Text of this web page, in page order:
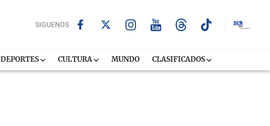
SIGUENOS
DEPORTES CULTURA MUNDO CLASIFICADOS